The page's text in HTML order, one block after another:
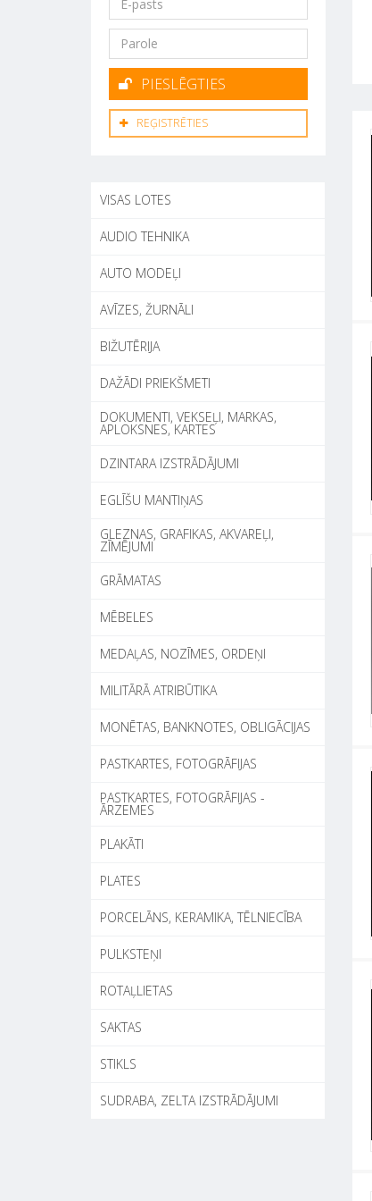
PIESLĒGTIES
REĢISTRĒTIES
VISAS LOTES
AUDIO TEHNIKA
AUTO MODEĻI
AVĪZES, ŽURNĀLI
BIŽUTĒRIJA
DAŽĀDI PRIEKŠMETI
DOKUMENTI, VEKSEĻI, MARKAS,
APLOKSNES, KARTES
DZINTARA IZSTRĀDĀJUMI
EGLĪŠU MANTIŅAS
GLEZNAS, GRAFIKAS, AKVAREĻI,
ZĪMĒJUMI
GRĀMATAS
MĒBELES
MEDAĻAS, NOZĪMES, ORDEŅI
MILITĀRĀ ATRIBŪTIKA
MONĒTAS, BANKNOTES, OBLIGĀCIJAS
PASTKARTES, FOTOGRĀFIJAS
PASTKARTES, FOTOGRĀFIJAS -
ĀRZEMES
PLAKĀTI
PLATES
PORCELĀNS, KERAMIKA, TĒLNIECĪBA
PULKSTEŅI
ROTAĻLIETAS
SAKTAS
STIKLS
SUDRABA, ZELTA IZSTRĀDĀJUMI